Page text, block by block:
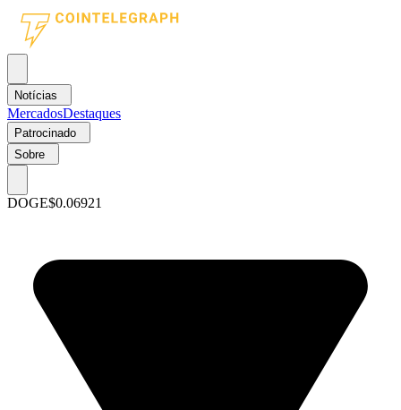
Notícias
MercadosDestaques
Patrocinado
Sobre
DOGE$0.06921